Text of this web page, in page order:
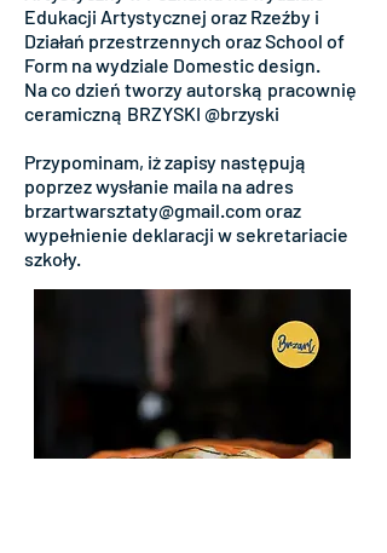
Edukacji Artystycznej oraz Rzeźby i
Działań przestrzennych oraz School of
Form na wydziale Domestic design.
Na co dzień tworzy autorską pracownię
ceramiczną BRZYSKI @brzyski
Przypominam, iż zapisy następują
poprzez wysłanie maila na adres
brzartwarsztaty@gmail.com oraz
wypełnienie deklaracji w sekretariacie
szkoły.